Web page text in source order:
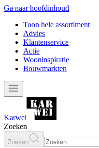
Ga naar hoofdinhoud
Toon hele assortiment
Advies
Klantenservice
Actie
Wooninspiratie
Bouwmarkten
Karwei
Zoeken
Zoeken